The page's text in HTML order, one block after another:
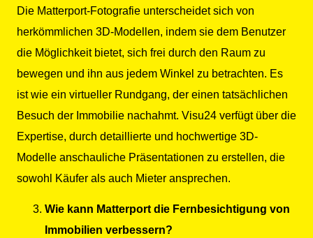
Die Matterport-Fotografie unterscheidet sich von
herkömmlichen 3D-Modellen, indem sie dem Benutzer
die Möglichkeit bietet, sich frei durch den Raum zu
bewegen und ihn aus jedem Winkel zu betrachten. Es
ist wie ein virtueller Rundgang, der einen tatsächlichen
Besuch der Immobilie nachahmt. Visu24 verfügt über die
Expertise, durch detaillierte und hochwertige 3D-
Modelle anschauliche Präsentationen zu erstellen, die
sowohl Käufer als auch Mieter ansprechen.
Wie kann Matterport die Fernbesichtigung von
Immobilien verbessern?